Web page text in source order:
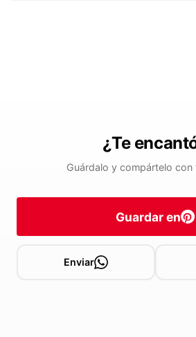
¿Te
Guárdalo y compártelo con
Guardar en
Enviar